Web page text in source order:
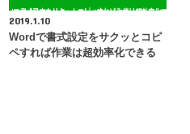
2019.1.10
Wordで書式設定をサクッとコピ
ペすれば作業は超効率化できる